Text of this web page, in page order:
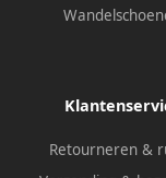
Retourneren &